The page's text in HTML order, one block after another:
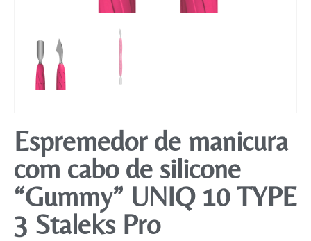
Espremedor de manicura
com cabo de silicone
“Gummy” UNIQ 10 TYPE
3 Staleks Pro